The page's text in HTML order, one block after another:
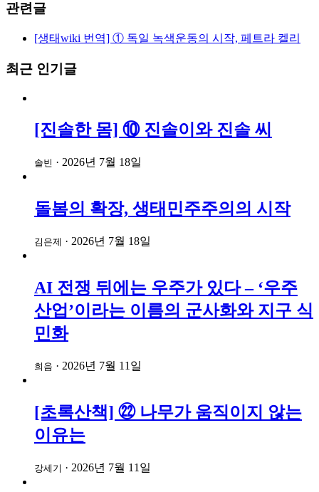
관련글
[생태wiki 번역] ① 독일 녹색운동의 시작, 페트라 켈리
최근 인기글
[진솔한 몸] ⑩ 진솔이와 진솔 씨
솔빈 · 2026년 7월 18일
돌봄의 확장, 생태민주주의의 시작
김은제 · 2026년 7월 18일
AI 전쟁 뒤에는 우주가 있다 – ‘우주
산업’이라는 이름의 군사화와 지구 식
민화
희음 · 2026년 7월 11일
[초록산책] ㉒ 나무가 움직이지 않는
이유는
강세기 · 2026년 7월 11일